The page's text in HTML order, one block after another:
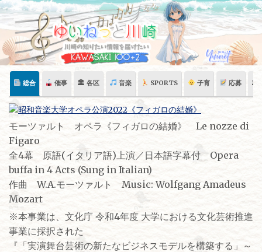
Skip
content
総合 催事 🏛 各区 音楽 SPORTS 子育 応募 🏛
モーツァルト オペラ《フィガロの結婚》 Le nozze di
Figaro
全4幕 原語(イタリア語)上演／日本語字幕付 Opera
buffa in 4 Acts (Sung in Italian)
作曲 W.A.モーツァルト Music: Wolfgang Amadeus
Mozart
※本事業は、文化庁 令和4年度 大学における文化芸術推進
事業に採択された
『「実演舞台芸術の新たなビジネスモデルを構築する」～